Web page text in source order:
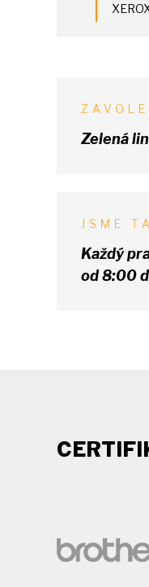
Zelená
JSME
Každý
od 8:00